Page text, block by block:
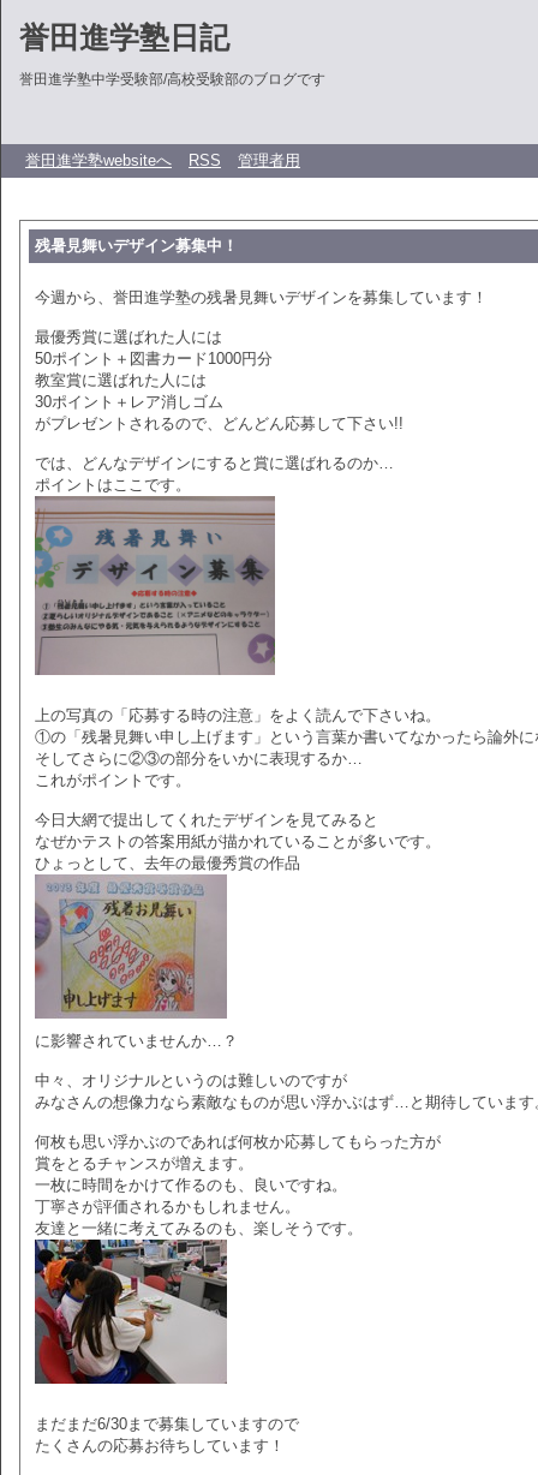
誉田進学塾日記
誉田進学塾中学受験部/高校受験部のブログです
誉田進学塾websiteへ RSS 管理者用
残暑見舞いデザイン募集中！
今週から、誉田進学塾の残暑見舞いデザインを募集しています！
最優秀賞に選ばれた人には
50ポイント＋図書カード1000円分
教室賞に選ばれた人には
30ポイント＋レア消しゴム
がプレゼントされるので、どんどん応募して下さい!!
では、どんなデザインにすると賞に選ばれるのか…
ポイントはここです。
上の写真の「応募する時の注意」をよく読んで下さいね。
①の「残暑見舞い申し上げます」という言葉か書いてなかったら論外
そしてさらに②③の部分をいかに表現するか…
これがポイントです。
今日大網で提出してくれたデザインを見てみると
なぜかテストの答案用紙が描かれていることが多いです。
ひょっとして、去年の最優秀賞の作品
に影響されていませんか…？
中々、オリジナルというのは難しいのですが
みなさんの想像力なら素敵なものが思い浮かぶはず…と期待しています
何枚も思い浮かぶのであれば何枚か応募してもらった方が
賞をとるチャンスが増えます。
一枚に時間をかけて作るのも、良いですね。
丁寧さが評価されるかもしれません。
友達と一緒に考えてみるのも、楽しそうです。
まだまだ6/30まで募集していますので
たくさんの応募お待ちしています！